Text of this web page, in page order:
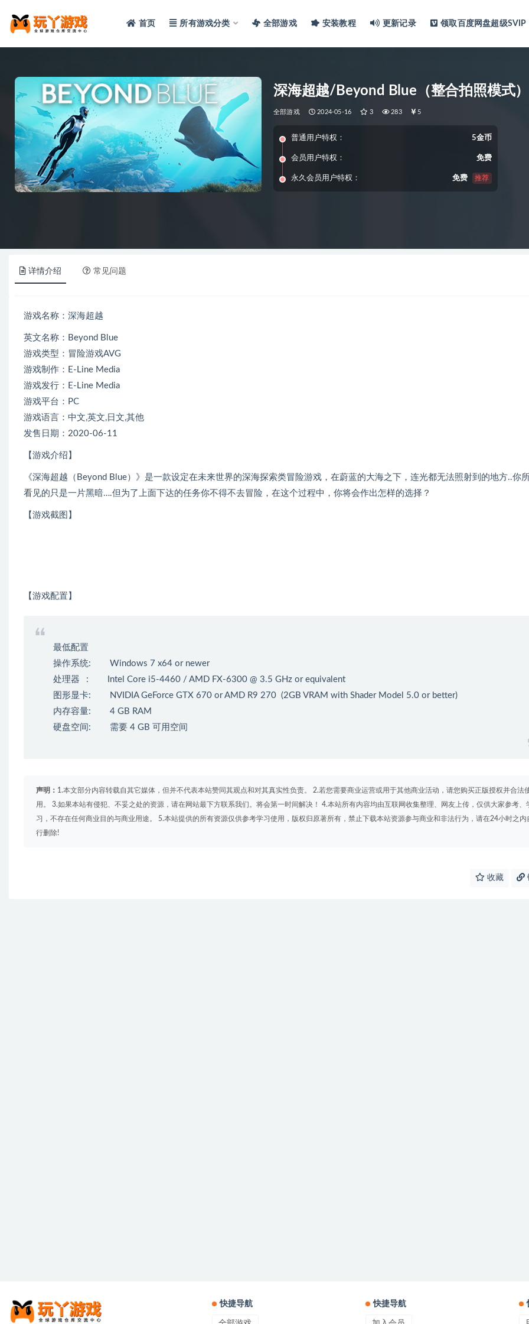
首页 所有游戏分类 全部游戏 安装教程 更新记录 领取百度网盘超级SVIP
深海超越/Beyond Blue（整合拍照模式）
全部游戏 2024-05-16 3 283 5
普通用户特权： 5金币
会员用户特权： 免费
永久会员用户特权： 免费 推荐
详情介绍 常见问题
游戏名称：深海超越
英文名称：Beyond Blue
游戏类型：冒险游戏AVG
游戏制作：E-Line Media
游戏发行：E-Line Media
游戏平台：PC
游戏语言：中文,英文,日文,其他
发售日期：2020-06-11
【游戏介绍】
《深海超越（Beyond Blue）》是一款设定在未来世界的深海探索类冒险游戏，在蔚蓝的大海之下，连光都无法照射到的地方..你
看见的只是一片黑暗….但为了上面下达的任务你不得不去冒险，在这个过程中，你将会作出怎样的选择？
【游戏截图】
【游戏配置】
最低配置
操作系统: Windows 7 x64 or newer
处理器 : Intel Core i5-4460 / AMD FX-6300 @ 3.5 GHz or equivalent
图形显卡: NVIDIA GeForce GTX 670 or AMD R9 270 (2GB VRAM with Shader Model 5.0 or better)
内存容量: 4 GB RAM
硬盘空间: 需要 4 GB 可用空间
声明： 1.本文部分内容转载自其它媒体，但并不代表本站赞同其观点和对其真实性负责。 2.若您需要商业运营或用于其他商业活动，请您购买正版授权并合法
用。 3.如果本站有侵犯、不妥之处的资源，请在网站最下方联系我们。将会第一时间解决！ 4.本站所有内容均由互联网收集整理、网友上传，仅供大家参考、
习，不存在任何商业目的与商业用途。 5.本站提供的所有资源仅供参考学习使用，版权归原著所有，禁止下载本站资源参与商业和非法行为，请在24小时之内
行删除!
收藏
快捷导航 快捷导航